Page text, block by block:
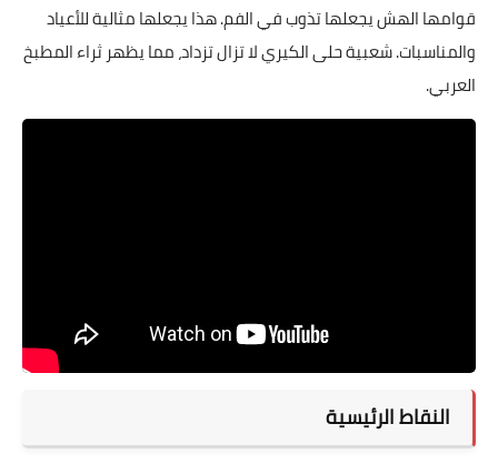
قوامها الهش يجعلها تذوب في الفم. هذا يجعلها مثالية للأعياد
والمناسبات. شعبية حلى الكيري لا تزال تزداد، مما يظهر ثراء المطبخ
العربي.
النقاط الرئيسية